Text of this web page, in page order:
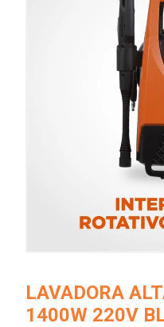
LAVADORA
1400W 220V